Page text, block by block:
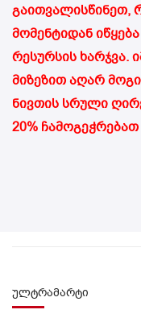
გაითვალისწინეთ,
მომენტიდან
რესურსის ხარჯვა.
მიზეზით აღარ
ნივთის სრული
20%
ულტრამარტი